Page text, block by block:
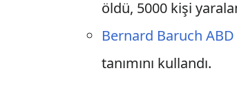
öldü, 5000 kişi
Bernard Baruch ABD
tanımını kullandı.